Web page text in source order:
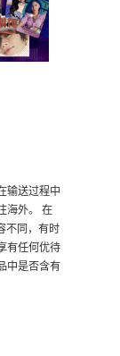
输送过程中
海外。 在
不同，有时
有任何优待
中是否含有